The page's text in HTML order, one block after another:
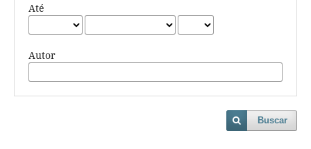
Até
Autor
Buscar